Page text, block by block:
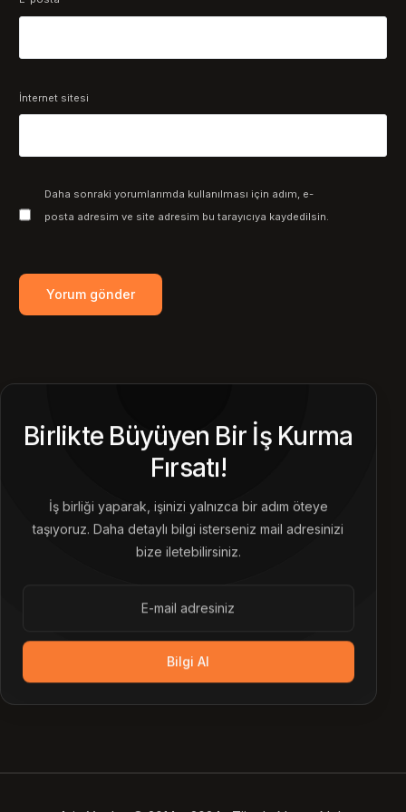
İnternet sitesi
Daha sonraki yorumlarımda kullanılması için adım, e-
posta adresim ve site adresim bu tarayıcıya kaydedilsin.
Birlikte Büyüyen Bir İş Kurma
Fırsatı!
İş birliği yaparak, işinizi yalnızca bir adım öteye
taşıyoruz. Daha detaylı bilgi isterseniz mail adresinizi
bize iletebilirsiniz.
Bilgi Al